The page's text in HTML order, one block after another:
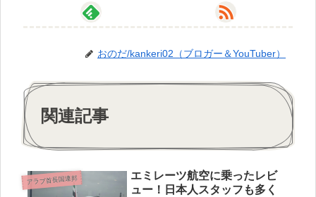
おのだ/kankeri02（ブロガー＆YouTuber）
関連記事
アラブ首長国連邦
エミレーツ航空に乗ったレビ
ュー！日本人スタッフも多く